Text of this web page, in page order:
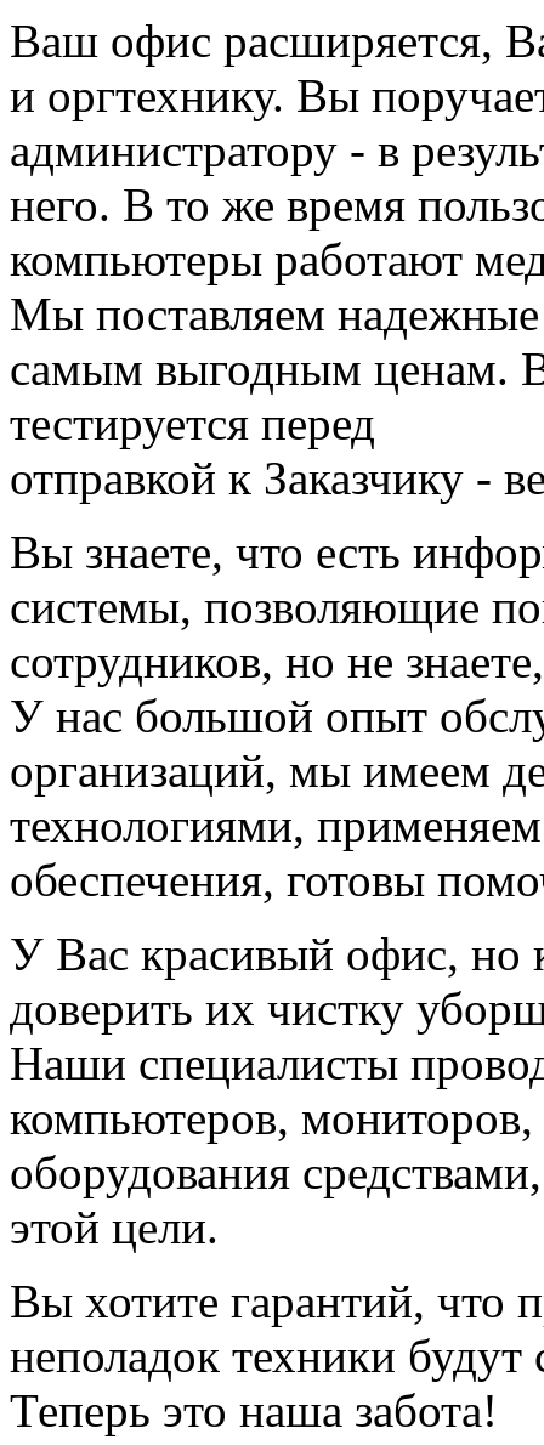
Ваш офис расширяется,
и оргтехнику. Вы
администратору - в
него. В то же время
компьютеры работают
Мы поставляем
самым выгодным ценам.
тестируется перед
отправкой к Заказчику -
Вы знаете, что есть
системы, позволяющие
сотрудников, но не
У нас большой опыт
организаций, мы имеем
технологиями,
обеспечения, готовы
У Вас красивый офис, но
доверить их чистку
Наши специалисты
компьютеров, мониторов,
оборудования
этой цели.
Вы хотите гарантий, что
неполадок техники
Теперь это наша забота!